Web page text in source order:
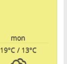
mon
19°C/ 13°C